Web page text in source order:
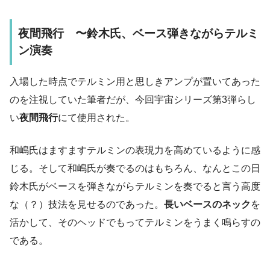
夜間飛行 〜鈴木氏、ベース弾きながらテルミ
ン演奏
入場した時点でテルミン用と思しきアンプが置いてあった
のを注視していた筆者だが、今回宇宙シリーズ第3弾らし
い夜間飛行にて使用された。
和嶋氏はますますテルミンの表現力を高めているように感
じる。そして和嶋氏が奏でるのはもちろん、なんとこの日
鈴木氏がベースを弾きながらテルミンを奏でると言う高度
な（？）技法を見せるのであった。 長いベースのネック を
活かして、そのヘッドでもってテルミンをうまく鳴らすの
である。